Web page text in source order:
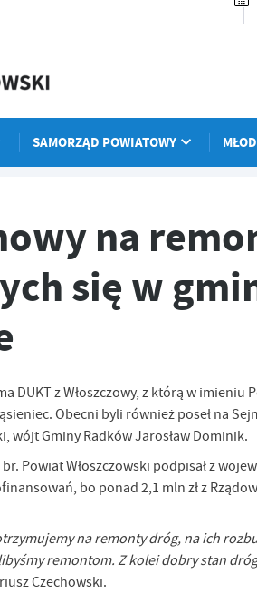
SAMORZĄD POWIATOWY
na
się w
DUKT z Włoszczowy, z którą w
Obecni byli również poseł na
wójt Gminy Radków Jarosław Dominik.
Powiat Włoszczowski podpisał z
bo ponad 2,1 mln zł z
na remonty dróg, na ich
remontom. Z kolei dobry stan
Czechowski.